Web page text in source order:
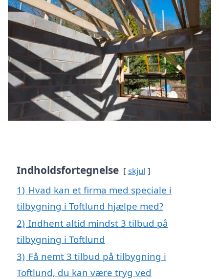
Indholdsfortegnelse skjul
1) Hvad kan et firma med speciale i
tilbygning i Toftlund hjælpe med?
2) Indhent altid mindst 3 tilbud på
tilbygning i Toftlund
3) Få nemt 3 tilbud på tilbygning i
Toftlund, du kan være tryg ved